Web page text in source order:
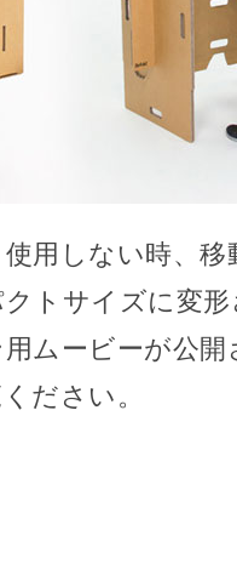
用しない時、
トサイズに変
ムービーが公
ださい。